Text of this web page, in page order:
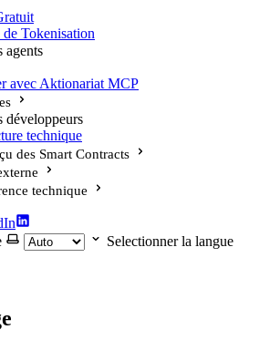
de Tokenisation
agents
avec Aktionariat MCP
développeurs
technique
des Smart Contracts
technique
Selectionner la langue